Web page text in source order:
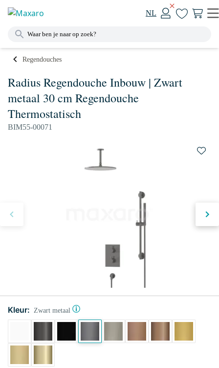
NL
Regendouches
Radius Regendouche Inbouw | Zwart
metaal 30 cm Regendouche
Thermostatisch
BIM55-00071
Kleur: Zwart metaal